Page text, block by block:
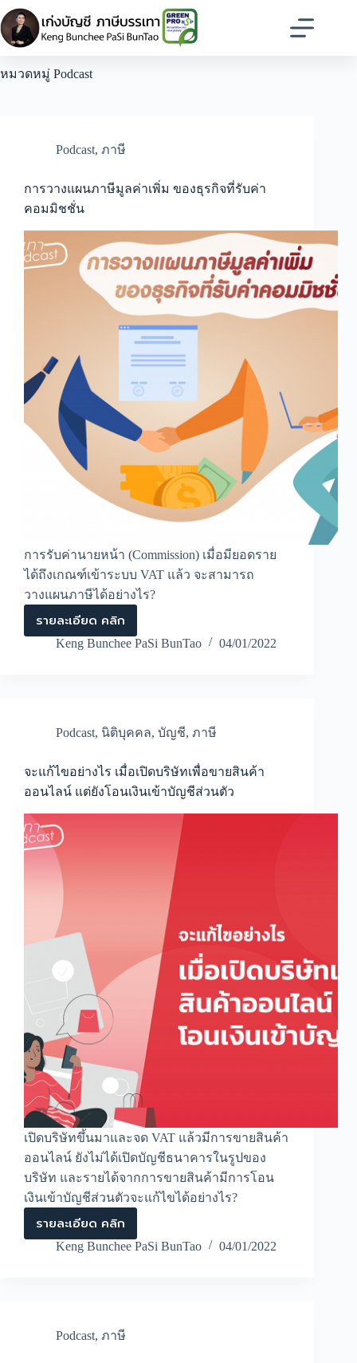
Skip
to
content
หมวดหมู่ Podcast
Podcast, ภาษี
การวางแผนภาษีมูลค่าเพิ่ม ของธุรกิจที่รับค่า
คอมมิชชั่น
การรับค่านายหน้า (Commission) เมื่อมียอดราย
ได้ถึงเกณฑ์เข้าระบบ VAT แล้ว จะสามารถ
วางแผนภาษีได้อย่างไร?
รายละเอียด คลิก
การ
วางแผน
ภาษี
ที่
รับ
คอมมิชชั่น
Keng Bunchee PaSi BunTao 04/01/2022
Podcast, นิติบุคคล, บัญชี, ภาษี
จะแก้ไขอย่างไร เมื่อเปิดบริษัทเพื่อขายสินค้า
ออนไลน์ แต่ยังโอนเงินเข้าบัญชีส่วนตัว
เปิดบริษัทขึ้นมาและจด VAT แล้วมีการขายสินค้า
ออนไลน์ ยังไม่ได้เปิดบัญชีธนาคารในรูปของ
บริษัท และรายได้จากการขายสินค้ามีการโอน
เงินเข้าบัญชีส่วนตัวจะแก้ไขได้อย่างไร?
รายละเอียด คลิก
จะ
แก้ไข
อย่างไร
ขาย
สินค้า
Keng Bunchee PaSi BunTao 04/01/2022
Podcast, ภาษี